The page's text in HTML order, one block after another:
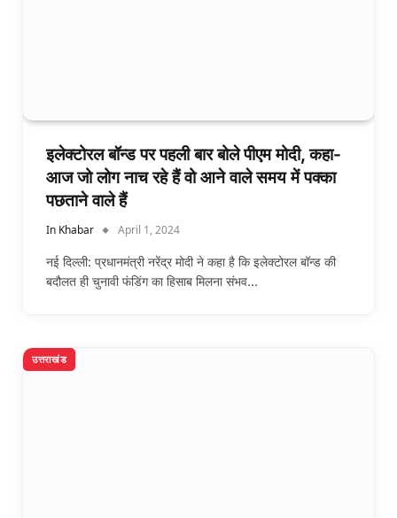
इलेक्टोरल बॉन्ड पर पहली बार बोले पीएम मोदी, कहा-
आज जो लोग नाच रहे हैं वो आने वाले समय में पक्का
पछताने वाले हैं
In Khabar April 1, 2024
नई दिल्ली: प्रधानमंत्री नरेंद्र मोदी ने कहा है कि इलेक्टोरल बॉन्ड की
बदौलत ही चुनावी फंडिंग का हिसाब मिलना संभव…
उत्तराखंड